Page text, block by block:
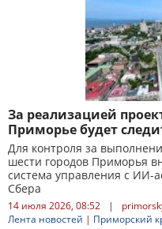
За реализацией
Приморье будет
Для контроля за
шести городов Приморья
система управления с ИИ-
Сбера
14 июля 2026, 08:52 |
Лента новостей | Приморский